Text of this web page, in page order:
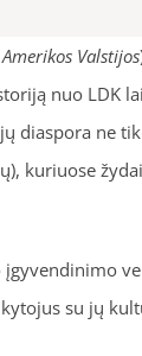
Valstijos
nuo LDK
diaspora ne
kuriuose
su jų